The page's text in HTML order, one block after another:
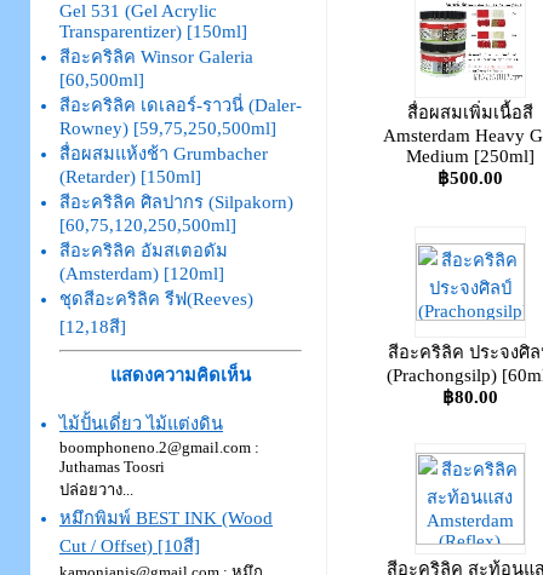
Gel 531 (Gel Acrylic
Transparentizer) [150ml]
สีอะคริลิค Winsor Galeria
[60,500ml]
สีอะคริลิค เดเลอร์-ราวนี่ (Daler-
Rowney) [59,75,250,500ml]
สื่อผสมแห้งช้า Grumbacher
(Retarder) [150ml]
สีอะคริลิค ศิลปากร (Silpakorn)
[60,75,120,250,500ml]
สีอะคริลิค อัมสเตอดัม
(Amsterdam) [120ml]
ชุดสีอะคริลิค รีฟ(Reeves)
[12,18สี]
แสดงความคิดเห็น
ไม้ปั้นเดี่ยว ไม้แต่งดิน
boomphoneno.2@gmail.com :
Juthamas Toosri
ปล่อยวาง...
หมึกพิมพ์ BEST INK (Wood
Cut / Offset) [10สี]
สื่อผสมเพิ่มเนื้อสี
Amsterdam Heavy
Medium [250ml]
฿500.00
สีอะคริลิค ประจงศิ
(Prachongsilp)
฿80.00
สีอะคริลิค สะท้อนแ